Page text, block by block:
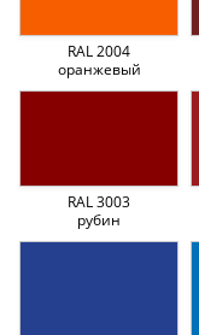
RAL 2004
оранжевый
RAL 3003
рубин